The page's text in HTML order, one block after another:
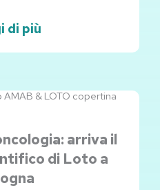
di più
arriva il
di Loto a